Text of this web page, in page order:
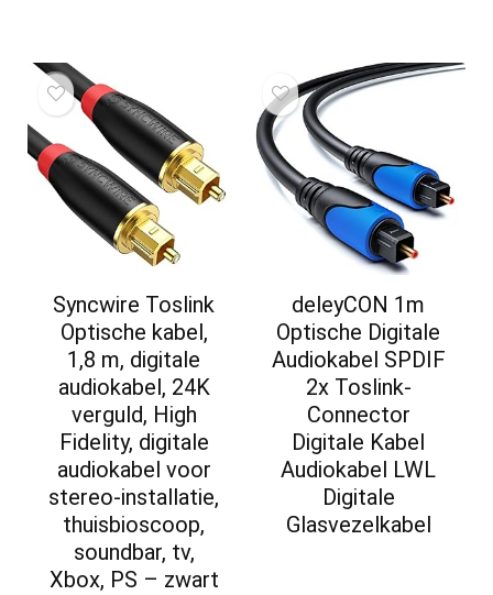
Syncwire Toslink
Optische kabel,
1,8 m, digitale
audiokabel, 24K
verguld, High
Fidelity, digitale
audiokabel voor
stereo-installatie,
thuisbioscoop,
soundbar, tv,
Xbox, PS – zwart
deleyCON 1m
Optische Digitale
Audiokabel SPDIF
2x Toslink-
Connector
Digitale Kabel
Audiokabel LWL
Digitale
Glasvezelkabel